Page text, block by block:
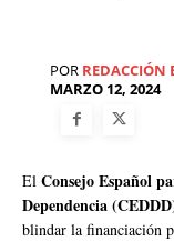
POR REDACCIÓN
MARZO 12, 2024
El Consejo Español
Dependencia
blindar la financiación